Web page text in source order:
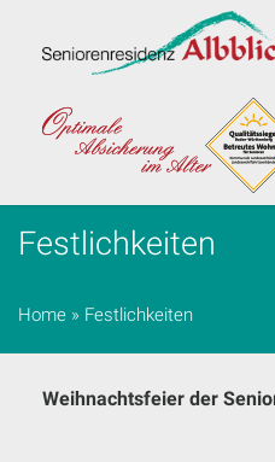
Festlichkeiten
Home » Festlichkeiten
Weihnachtsfeier der